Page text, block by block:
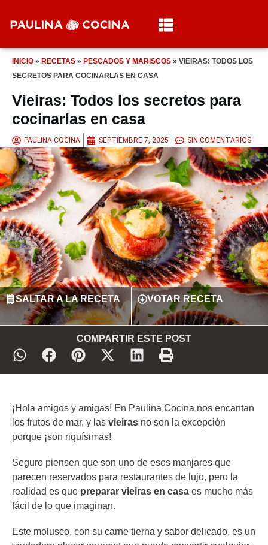
INICIO » RECETAS » PESCADOS Y MARISCOS » VIEIRAS: TODOS LOS
SECRETOS PARA COCINARLAS EN CASA
Vieiras: Todos los secretos para
cocinarlas en casa
PAULINA COCINA SEPTIEMBRE 7, 2025 SIN COMENTARIOS
SALTAR A LA RECETA VOTAR RECETA
COMPARTIR ESTE POST
¡Hola amigos y amigas! En Paulina Cocina nos encantan
los frutos de mar, y las vieiras no son la excepción
porque ¡son riquísimas!
Seguro piensen que son uno de esos manjares que
parecen reservados para restaurantes de lujo, pero la
realidad es que preparar vieiras en casa es mucho más
fácil de lo que imaginan.
Este molusco, con su carne tierna y sabor delicado, es un